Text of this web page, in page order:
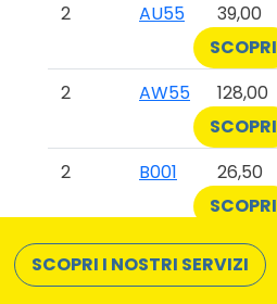
2
AU55 39,00
SCOPRI
2
AW55 128,00
SCOPRI
2
B001 26,50
SCOPRI
2
B003 139,00
SCOPRI
SCOPRI I NOSTRI SERVIZI